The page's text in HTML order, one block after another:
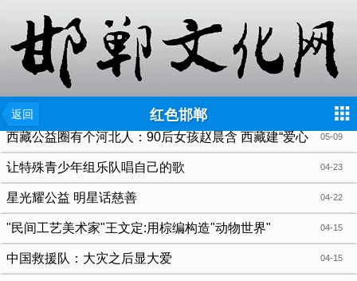
返回 红色邯郸
05-09
西藏公益圈有个河北人：90后女孩赵晨含 西藏建“爱心
物资中转站” 04-23
让特殊青少年组乐队唱自己的歌
04-22
星光耀公益 明星话慈善
04-15
"民间工艺美术家"王文定:用棕编构造"动物世界"
04-15
中国救援队：大灾之后显大爱